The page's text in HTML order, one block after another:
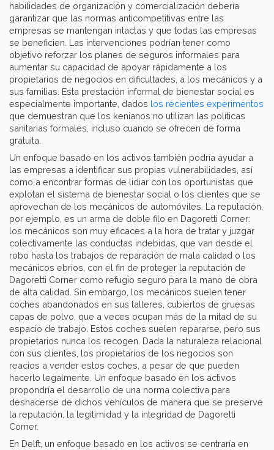
habilidades de organización y comercialización debería
garantizar que las normas anticompetitivas entre las
empresas se mantengan intactas y que todas las empresas
se beneficien. Las intervenciones podrían tener como
objetivo reforzar los planes de seguros informales para
aumentar su capacidad de apoyar rápidamente a los
propietarios de negocios en dificultades, a los mecánicos y a
sus familias. Esta prestación informal de bienestar social es
especialmente importante, dados los recientes experimentos
que demuestran que los kenianos no utilizan las políticas
sanitarias formales, incluso cuando se ofrecen de forma
gratuita.
Un enfoque basado en los activos también podría ayudar a
las empresas a identificar sus propias vulnerabilidades, así
como a encontrar formas de lidiar con los oportunistas que
explotan el sistema de bienestar social o los clientes que se
aprovechan de los mecánicos de automóviles. La reputación,
por ejemplo, es un arma de doble filo en Dagoretti Corner:
los mecánicos son muy eficaces a la hora de tratar y juzgar
colectivamente las conductas indebidas, que van desde el
robo hasta los trabajos de reparación de mala calidad o los
mecánicos ebrios, con el fin de proteger la reputación de
Dagoretti Corner como refugio seguro para la mano de obra
de alta calidad. Sin embargo, los mecánicos suelen tener
coches abandonados en sus talleres, cubiertos de gruesas
capas de polvo, que a veces ocupan más de la mitad de su
espacio de trabajo. Estos coches suelen repararse, pero sus
propietarios nunca los recogen. Dada la naturaleza relacional
con sus clientes, los propietarios de los negocios son
reacios a vender estos coches, a pesar de que pueden
hacerlo legalmente. Un enfoque basado en los activos
propondría el desarrollo de una norma colectiva para
deshacerse de dichos vehículos de manera que se preserve
la reputación, la legitimidad y la integridad de Dagoretti
Corner.
En Delft, un enfoque basado en los activos se centraría en